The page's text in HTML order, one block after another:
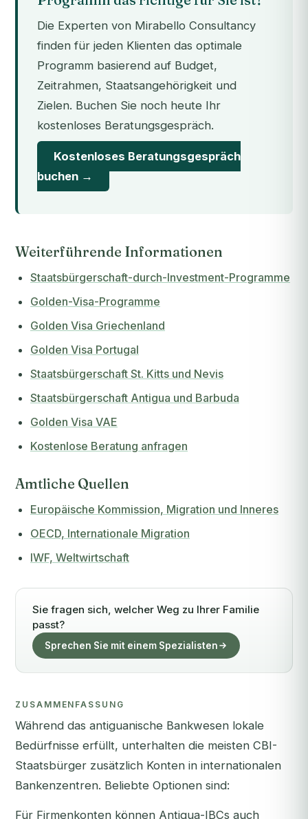
Die Experten von Mirabello Consultancy
finden für jeden Klienten das optimale
Programm basierend auf Budget,
Zeitrahmen, Staatsangehörigkeit und
Zielen. Buchen Sie noch heute Ihr
kostenloses Beratungsgespräch.
Kostenloses Beratungsgespräch
buchen →
Weiterführende Informationen
Staatsbürgerschaft-durch-Investment-Programme
Golden-Visa-Programme
Golden Visa Griechenland
Golden Visa Portugal
Staatsbürgerschaft St. Kitts und Nevis
Staatsbürgerschaft Antigua und Barbuda
Golden Visa VAE
Kostenlose Beratung anfragen
Amtliche Quellen
Europäische Kommission, Migration und Inneres
OECD, Internationale Migration
IWF, Weltwirtschaft
Sie fragen sich, welcher Weg zu Ihrer Familie
passt?
Sprechen Sie mit einem Spezialisten
ZUSAMMENFASSUNG
Während das antiguanische Bankwesen lokale
Bedürfnisse erfüllt, unterhalten die meisten CBI-
Staatsbürger zusätzlich Konten in internationalen
Bankenzentren. Beliebte Optionen sind:
Für Firmenkonten können Antigua-IBCs auch